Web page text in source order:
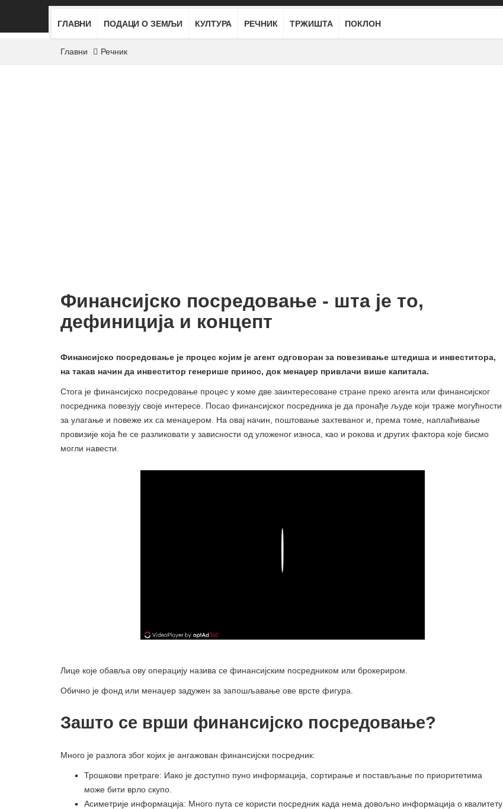
ГЛАВНИ ПОДАЦИ О ЗЕМЉИ КУЛТУРА РЕЧНИК ТРЖИШТА ПОКЛОН
Главни Речник
Финансијско посредовање - шта је то,
дефиниција и концепт
Финансијско посредовање је процес којим је агент одговоран за повезивање штедиша и инвеститора,
на такав начин да инвеститор генерише принос, док менаџер привлачи више капитала.
Стога је финансијско посредовање процес у коме две заинтересоване стране преко агента или финансијског
посредника повезују своје интересе. Посао финансијског посредника је да пронађе људе који траже могућности
за улагање и повеже их са менаџером. На овај начин, поштовање захтеваног и, према томе, наплаћивање
провизије која ће се разликовати у зависности од уложеног износа, као и рокова и других фактора које бисмо
могли навести.
Лице које обавља ову операцију назива се финансијским посредником или брокериром.
Обично је фонд или менаџер задужен за запошљавање ове врсте фигура.
Зашто се врши финансијско посредовање?
Много је разлога због којих је ангажован финансијски посредник:
Трошкови претраге: Иако је доступно пуно информација, сортирање и постављање по приоритетима
може бити врло скупо.
Асиметрије информација: Много пута се користи посредник када нема довољно информација о квалитету